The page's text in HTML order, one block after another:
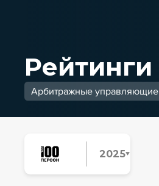
Рейтинги
Арбитражные управляющие
2025